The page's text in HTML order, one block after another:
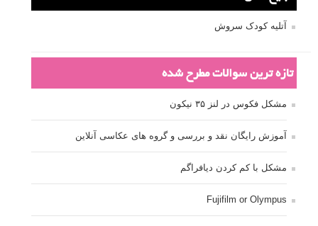
آتلیه کودک سروش
تازه ترین سوالات مطرح شده
مشکل فکوس در لنز ۳۵ نیکون
آموزش رایگان نقد و بررسی و گروه های عکاسی آنلاین
مشکل با کم کردن دیافراگم
Fujifilm or Olympus